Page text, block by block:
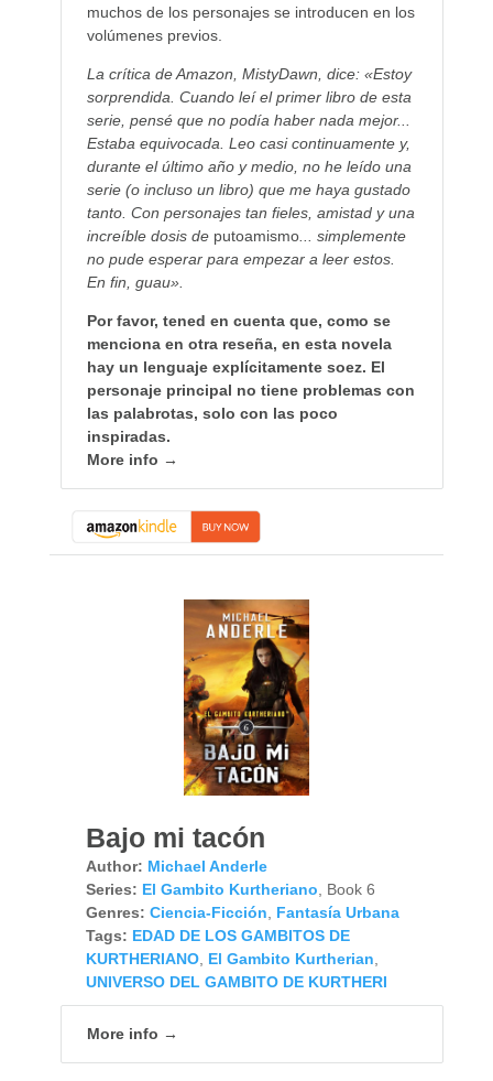
muchos de los personajes se introducen en los
volúmenes previos.
La crítica de Amazon, MistyDawn, dice: «Estoy
sorprendida. Cuando leí el primer libro de esta
serie, pensé que no podía haber nada mejor...
Estaba equivocada. Leo casi continuamente y,
durante el último año y medio, no he leído una
serie (o incluso un libro) que me haya gustado
tanto. Con personajes tan fieles, amistad y una
increíble dosis de putoamismo... simplemente
no pude esperar para empezar a leer estos.
En fin, guau».
Por favor, tened en cuenta que, como se
menciona en otra reseña, en esta novela
hay un lenguaje explícitamente soez. El
personaje principal no tiene problemas con
las palabrotas, solo con las poco
inspiradas.
More info →
Bajo mi tacón
Author: Michael Anderle
Series: El Gambito Kurtheriano , Book 6
Genres: Ciencia-Ficción
Fantasía Urbana
Tags: EDAD DE LOS GAMBITOS DE
KURTHERIANO, El Gambito Kurtherian
UNIVERSO DEL GAMBITO DE KURTHERI
More info →